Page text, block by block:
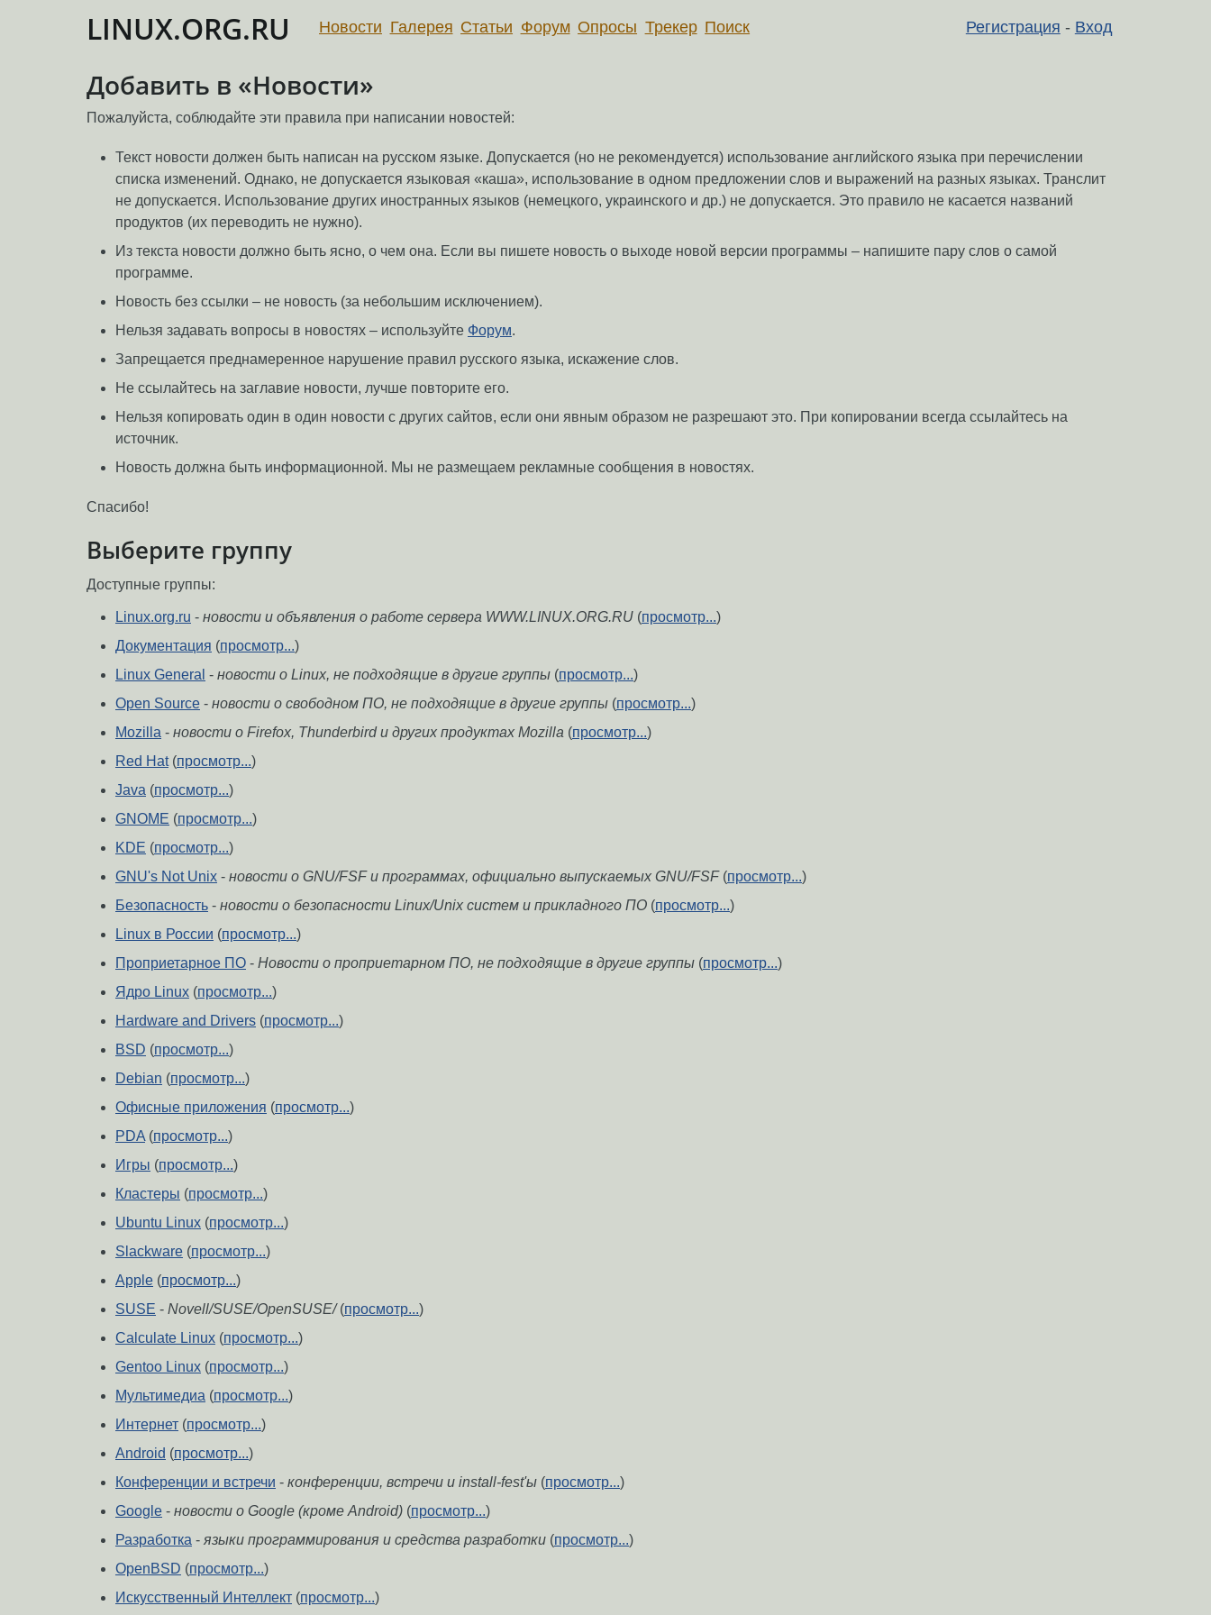
LINUX.ORG.RU Регистрация - Вход
Новости Галерея Статьи Форум Опросы Трекер Поиск
Добавить в «Новости»
Пожалуйста, соблюдайте эти правила при написании новостей:
Текст новости должен быть написан на русском языке. Допускается (но не рекомендуется) использование английского языка при перечислении
списка изменений. Однако, не допускается языковая «каша», использование в одном предложении слов и выражений на разных языках. Транслит
не допускается. Использование других иностранных языков (немецкого, украинского и др.) не допускается. Это правило не касается названий
продуктов (их переводить не нужно).
Из текста новости должно быть ясно, о чем она. Если вы пишете новость о выходе новой версии программы – напишите пару слов о самой
программе.
Новость без ссылки – не новость (за небольшим исключением).
Нельзя задавать вопросы в новостях – используйте Форум.
Запрещается преднамеренное нарушение правил русского языка, искажение слов.
Не ссылайтесь на заглавие новости, лучше повторите его.
Нельзя копировать один в один новости с других сайтов, если они явным образом не разрешают это. При копировании всегда ссылайтесь на
источник.
Новость должна быть информационной. Мы не размещаем рекламные сообщения в новостях.
Спасибо!
Выберите группу
Доступные группы:
Linux.org.ru - новости и объявления о работе сервера WWW.LINUX.ORG.RU (просмотр...)
Документация (просмотр...)
Linux General - новости о Linux, не подходящие в другие группы (просмотр...)
Open Source - новости о свободном ПО, не подходящие в другие группы (просмотр...)
Mozilla - новости о Firefox, Thunderbird и других продуктах Mozilla (просмотр...)
Red Hat(просмотр...)
Java (просмотр...)
GNOME (просмотр...)
KDE (просмотр...)
GNU's Not Unix - новости о GNU/FSF и программах, официально выпускаемых GNU/FSF(просмотр...)
Безопасность - новости о безопасности Linux/Unix систем и прикладного ПО (просмотр...)
Linux в России (просмотр...)
Проприетарное ПО - Новости о проприетарном ПО, не подходящие в другие группы (просмотр...)
Ядро Linux (просмотр...)
Hardware and Drivers (просмотр...)
BSD (просмотр...)
Debian (просмотр...)
Офисные приложения (просмотр...)
PDA (просмотр...)
Игры (просмотр...)
Кластеры (просмотр...)
Ubuntu Linux (просмотр...)
Slackware (просмотр...)
Apple (просмотр...)
SUSE - Novell/SUSE/OpenSUSE/(просмотр...)
Calculate Linux (просмотр...)
Gentoo Linux (просмотр...)
Мультимедиа (просмотр...)
Интернет (просмотр...)
Android (просмотр...)
Конференции и встречи - конференции, встречи и install-fest'ы (просмотр...)
Google - новости о Google (кроме Android) (просмотр...)
Разработка - языки программирования и средства разработки (просмотр...)
OpenBSD (просмотр...)
Искусственный Интеллект (просмотр...)